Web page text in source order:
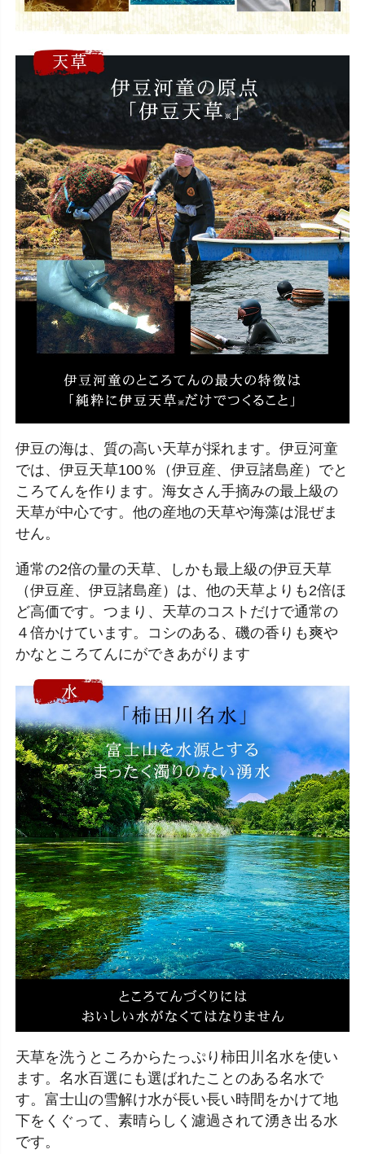
伊豆の海は、質の高い天草が採れます。伊豆河童
では、伊豆天草100％（伊豆産、伊豆諸島産）でと
ころてんを作ります。海女さん手摘みの最上級の
天草が中心です。他の産地の天草や海藻は混ぜま
せん。
通常の2倍の量の天草、しかも最上級の伊豆天草
（伊豆産、伊豆諸島産）は、他の天草よりも2倍ほ
ど高価です。つまり、天草のコストだけで通常の
４倍かけています。コシのある、磯の香りも爽や
かなところてんにができあがります
天草を洗うところからたっぷり柿田川名水を使い
ます。名水百選にも選ばれたことのある名水で
す。富士山の雪解け水が長い長い時間をかけて地
下をくぐって、素晴らしく濾過されて湧き出る水
です。